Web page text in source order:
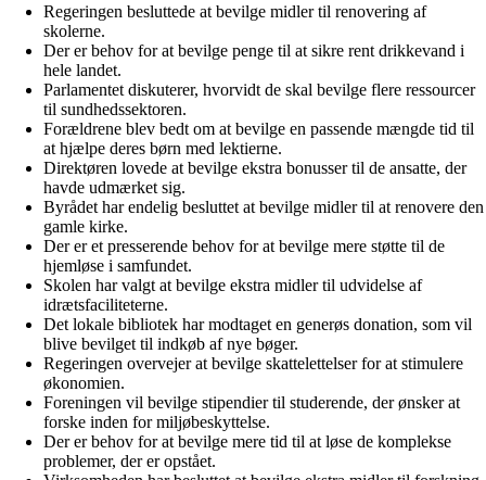
Regeringen besluttede at bevilge midler til renovering af
skolerne.
Der er behov for at bevilge penge til at sikre rent drikkevand i
hele landet.
Parlamentet diskuterer, hvorvidt de skal bevilge flere ressourcer
til sundhedssektoren.
Forældrene blev bedt om at bevilge en passende mængde tid til
at hjælpe deres børn med lektierne.
Direktøren lovede at bevilge ekstra bonusser til de ansatte, der
havde udmærket sig.
Byrådet har endelig besluttet at bevilge midler til at renovere den
gamle kirke.
Der er et presserende behov for at bevilge mere støtte til de
hjemløse i samfundet.
Skolen har valgt at bevilge ekstra midler til udvidelse af
idrætsfaciliteterne.
Det lokale bibliotek har modtaget en generøs donation, som vil
blive bevilget til indkøb af nye bøger.
Regeringen overvejer at bevilge skattelettelser for at stimulere
økonomien.
Foreningen vil bevilge stipendier til studerende, der ønsker at
forske inden for miljøbeskyttelse.
Der er behov for at bevilge mere tid til at løse de komplekse
problemer, der er opstået.